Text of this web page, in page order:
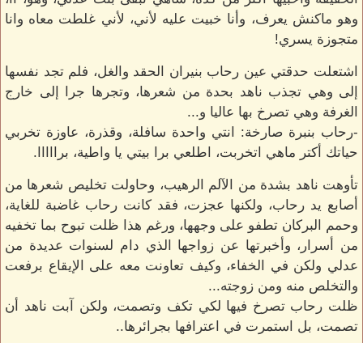
وهو ماكنش يعرف، وأنا خبيت عليه لأني، لأني غلطت معاه وانا
متجوزة يسري!
اشتعلت حدقتي عين رحاب بنيران الحقد والغل، فلم تجد نفسها
إلى وهي تجذب ناهد بحدة من شعرها، وتجرها جرا إلى خارج
الغرفة وهي تصرخ بها عاليا و...
-رحاب بنبرة صارخة: انتي واحدة سافلة، وقذرة، عاوزة تخربي
حياتك أكتر ماهي اتخربت، اطلعي برا بيتي يا واطية، برااااا.
تأوهت ناهد بشدة من الآلم الرهيب، وحاولت تخليص شعرها من
أصابع يد رحاب، ولكنها عجزت، فقد كانت رحاب غاضبة للغاية،
وحمم البركان تطفو على وجهها، ورغم هذا ظلت تبوح بما تخفيه
من أسرار، وأخبرتها عن زواجها الذي دام لسنوات عديدة من
عدلي ولكن في الخفاء، وكيف تعاونت معه على الإيقاع برفعت
والتخلص منه ومن زوجته...
ظلت رحاب تصرخ فيها لكي تكف وتصمت، ولكن آبت ناهد أن
تصمت، بل استمرت في اعترافها بجرائرها..